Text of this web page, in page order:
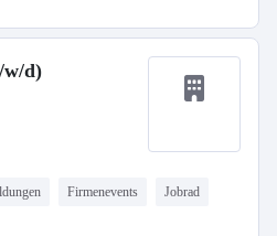
d)
Firmenevents Jobrad